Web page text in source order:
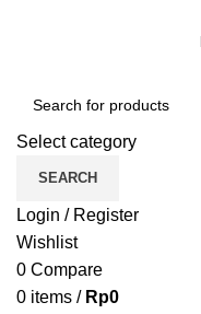
Select category
SEARCH
Login / Register
Wishlist
0 Compare
0 items / Rp0